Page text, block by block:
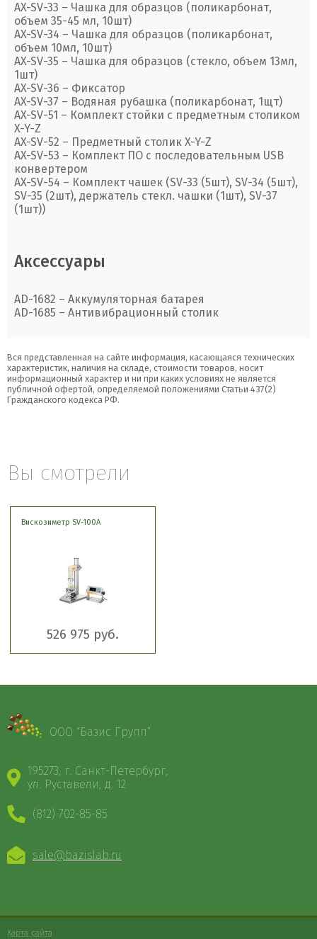
AX-SV-33 – Чашка для образцов (поликарбонат,
объем 35-45 мл, 10шт)
AX-SV-34 – Чашка для образцов (поликарбонат,
объем 10мл, 10шт)
AX-SV-35 – Чашка для образцов (стекло, объем 13мл,
1шт)
AX-SV-36 – Фиксатор
AX-SV-37 – Водяная рубашка (поликарбонат, 1щт)
AX-SV-51 – Комплект стойки с предметным столиком
X-Y-Z
AX-SV-52 – Предметный столик X-Y-Z
AX-SV-53 – Комплект ПО с последовательным USB
конвертером
AX-SV-54 – Комплект чашек (SV-33 (5шт), SV-34 (5шт),
SV-35 (2шт), держатель стекл. чашки (1шт), SV-37
(1шт))
Аксессуары
AD-1682 – Аккумуляторная батарея
AD-1685 – Антивибрационный столик
Вся представленная на сайте информация, касающаяся технических
характеристик, наличия на складе, стоимости товаров, носит
информационный характер и ни при каких условиях не является
публичной офертой, определяемой положениями Статьи 437(2)
Гражданского кодекса РФ.
Вы смотрели
Вискозиметр SV-100A
526 975 руб.
ООО “Базис Групп”
195273, г. Санкт-Петербург,
ул. Руставели, д. 12
(812) 702-85-85
sale@bazislab.ru
Карта сайта